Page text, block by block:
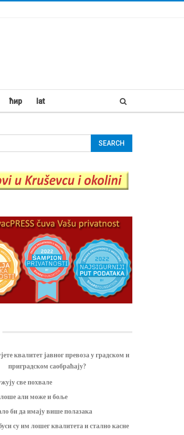
ћир lat
квалитет јавног превоза у градском и
приградском саобраћају?
све похвале
али може и боље
би да имају више полазака
су им лошег квалитета и стално касне